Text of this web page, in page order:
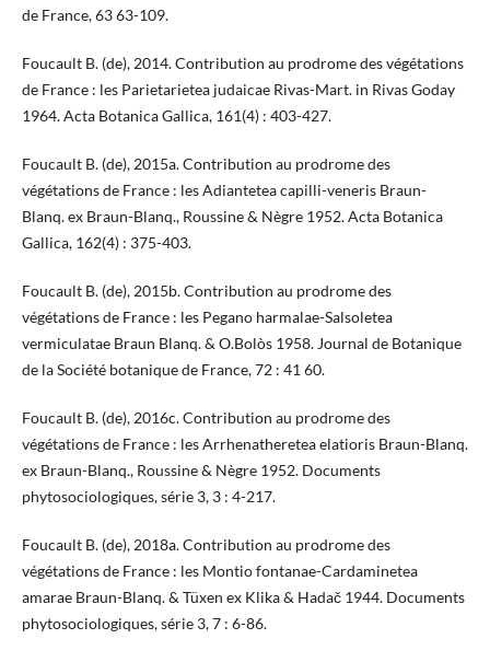
de France, 63 63-109.
Foucault B. (de), 2014. Contribution au prodrome des végétations
de France : les Parietarietea judaicae Rivas-Mart. in Rivas Goday
1964. Acta Botanica Gallica, 161(4) : 403-427.
Foucault B. (de), 2015a. Contribution au prodrome des
végétations de France : les Adiantetea capilli-veneris Braun-
Blanq. ex Braun-Blanq., Roussine & Nègre 1952. Acta Botanica
Gallica, 162(4) : 375-403.
Foucault B. (de), 2015b. Contribution au prodrome des
végétations de France : les Pegano harmalae-Salsoletea
vermiculatae Braun Blanq. & O.Bolòs 1958. Journal de Botanique
de la Société botanique de France, 72 : 41 60.
Foucault B. (de), 2016c. Contribution au prodrome des
végétations de France : les Arrhenatheretea elatioris Braun-Blanq.
ex Braun-Blanq., Roussine & Nègre 1952. Documents
phytosociologiques, série 3, 3 : 4-217.
Foucault B. (de), 2018a. Contribution au prodrome des
végétations de France : les Montio fontanae-Cardaminetea
amarae Braun-Blanq. & Tüxen ex Klika & Hadač 1944. Documents
phytosociologiques, série 3, 7 : 6-86.